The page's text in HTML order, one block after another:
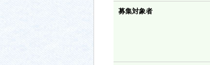
募集対象者